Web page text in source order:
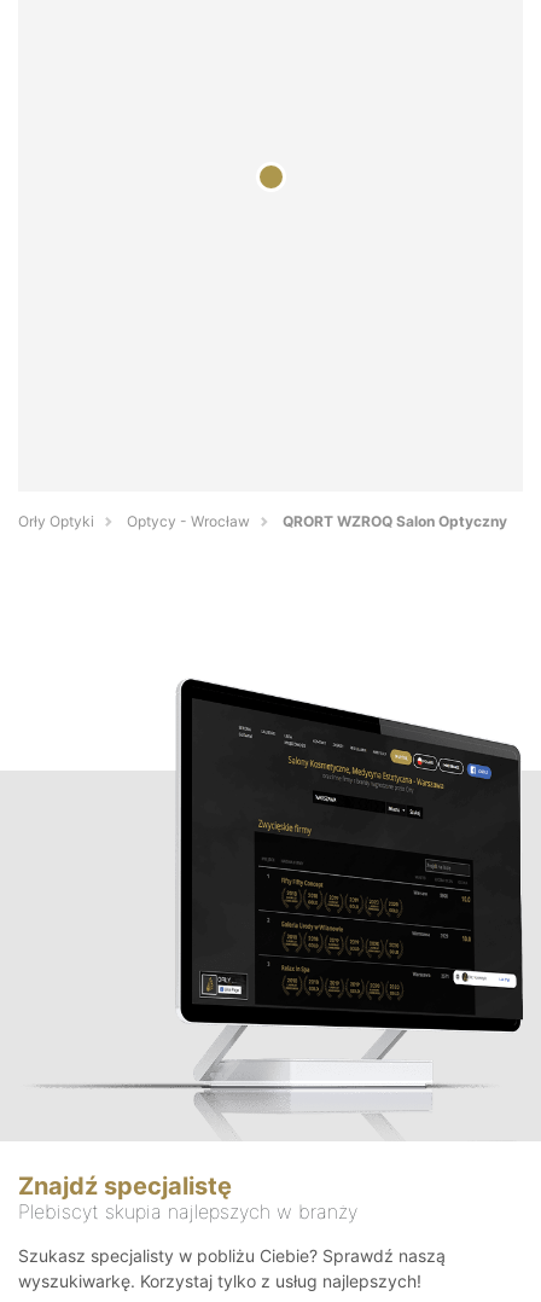
Orły Optyki Optycy - Wrocław QRORT WZROQ Salon Optyczny
Znajdź specjalistę
Plebiscyt skupia najlepszych w branży
Szukasz specjalisty w pobliżu Ciebie? Sprawdź naszą
wyszukiwarkę. Korzystaj tylko z usług najlepszych!